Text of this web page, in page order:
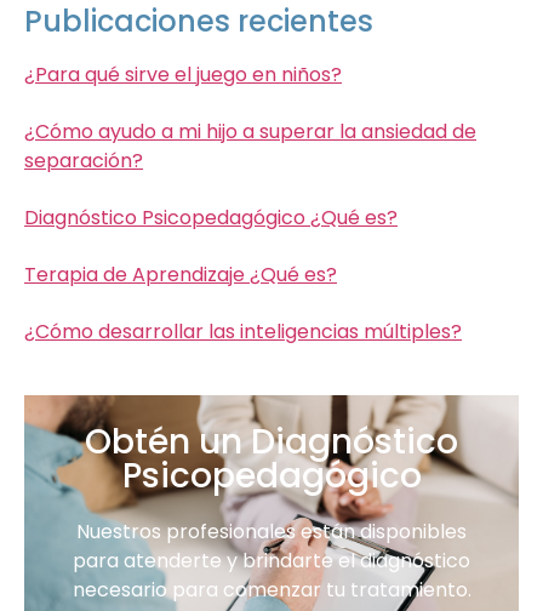
Publicaciones recientes
¿Para qué sirve el juego en niños?
¿Cómo ayudo a mi hijo a superar la ansiedad de
separación?
Diagnóstico Psicopedagógico ¿Qué es?
Terapia de Aprendizaje ¿Qué es?
¿Cómo desarrollar las inteligencias múltiples?
Obtén un Diagnóstico
Psicopedagógico
Nuestros profesionales están disponibles
para atenderte y brindarte el diagnóstico
necesario para comenzar tu tratamiento.